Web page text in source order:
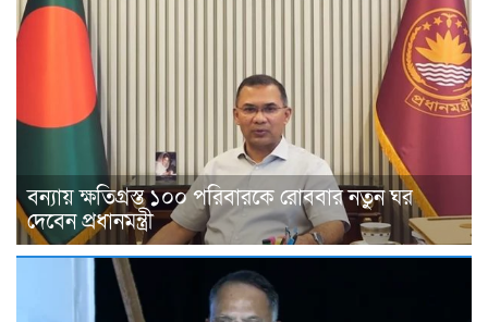
বন্যায় ক্ষতিগ্রস্ত ১০০ পরিবারকে রোববার নতুন ঘর
দেবেন প্রধানমন্ত্রী